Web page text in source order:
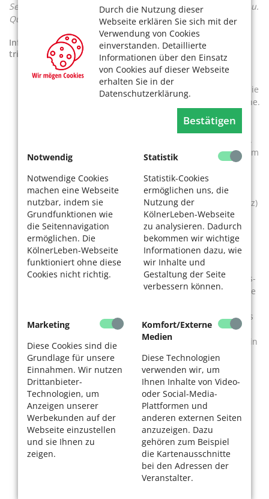
Durch die Nutzung dieser
Webseite erklären Sie sich mit der
Verwendung von Cookies
einverstanden. Detaillierte
Informationen über den Einsatz
von Cookies auf dieser Webseite
erhalten Sie in der
Datenschutzerklärung.
Bestätigen
Notwendig
Notwendige Cookies
machen eine Webseite
nutzbar, indem sie
Grundfunktionen wie
die Seitennavigation
ermöglichen. Die
KölnerLeben-Webseite
funktioniert ohne diese
Cookies nicht richtig.
Statistik
Statistik-Cookies
ermöglichen uns, die
Nutzung der
KölnerLeben-Webseite
zu analysieren. Dadurch
bekommen wir wichtige
Informationen dazu, wie
wir Inhalte und
Gestaltung der Seite
verbessern können.
Marketing
Diese Cookies sind die
Grundlage für unsere
Einnahmen. Wir nutzen
Drittanbieter-
Technologien, um
Anzeigen unserer
Werbekunden auf der
Webseite einzustellen
und sie Ihnen zu
zeigen.
Komfort/Externe
Medien
Diese Technologien
verwenden wir, um
Ihnen Inhalte von Video-
oder Social-Media-
Plattformen und
anderen externen Seiten
anzuzeigen. Dazu
gehören zum Beispiel
die Kartenausschnitte
bei den Adressen der
Veranstalter.
Sehen Sie das Konzert "Cine" mit Lelie Cristea und Albert Lau.
Quelle: Youtube/Riverside Studios Cologne
Informationen zu den aufgeführten Musikstücken - Klassik
trifft Filmmusik
„Game of Thrones“ vom deutsch-iranischen
Komponisten Ramin Djawadi (Arr. Nikolaï Clavier) ist die
Titelmelodie der erfolgreichen gleichnamigen Filmreihe.
„Clair de lune“, der 3. Satz der „Suite bergamasque“
vom französischen Komponisten Claude Debussy (Arr.
Jascha Heifetz), die in vielen Filmen Verwendung fand.
„Schindler's list“ den emotionalen Film-Soundtrack vom
US-amerikanischen Dirigenten und Filmmusik-
Komponisten John Williams.
„La fille aux Cheveux de lin“ („Das Mädchen mit den
Flachshaaren“) von Claude Debussy (Arr. Jascha Heifetz)
nach dem gleichnamigen Gedicht des französischen
Dichters Charles-Marie Leconte de Lisle (1818-1894).
Debussy ließ sich von dem Bild des im Klee sitzenden
Mädchens mit den kirschroten Lippen und dem
flachsblonden Haar zu diesem Musikstück in reinem
Ges-Dur anregen. Die Tonarten Ges-Dur und auch Des-
Dur verwendete Debussy immer dann, wenn er Wärme
„Opening“, der für Klavier geschriebene erste Satz aus
der für mehrere Instrumente komponierten Suite
„Glassworks“ von Philip Glass. Albert Lau wird es als ein
meditatives Solostück am Klavier spielen. Philip Glass
ist ein bedeutender US-amerikanischer Musiker und
Komponist, der zusammen mit u.a. John Adams und
Steve Reich, den musikalischen Minimalismus vertritt.
Er ist auch sehr bekannt für seine Filmmusik wie z.B.
"The Hours" und "The Truman Show".
„Una Mattina“ von dem italienischen Komponisten
Ludovico Einaudi, ist eine der Filmmusiken, die er für
die französischen Filmkomödie „Ziemlich beste
„Vocalise“ von Sergei Rachmaninov. Der russische